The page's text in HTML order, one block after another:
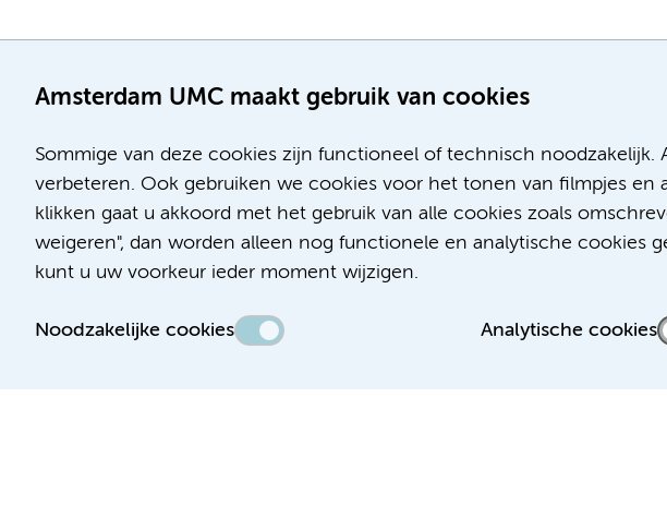
Amsterdam UMC maakt gebruik van cookies
Sommige van deze cookies zijn functioneel of technisch noodzakelijk.
verbeteren. Ook gebruiken we cookies voor het tonen van filmpjes en
klikken gaat u akkoord met het gebruik van alle cookies zoals
weigeren", dan worden alleen nog functionele en analytische cookies
kunt u uw voorkeur ieder moment wijzigen.
Noodzakelijke cookies Analytische cookies
Meibergdreef 9
1105 AZ Amsterdam
Telefoon:
De Boelelaan 1117
1081 HV Amsterdam
Telefoon:
Nieuws